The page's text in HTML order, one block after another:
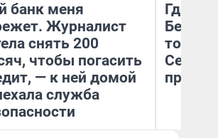
банк меня
Журналист
снять 200
чтобы погасить
— к ней домой
служба
Где
Белом
точки